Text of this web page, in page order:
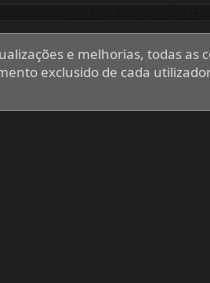
e melhorias, todas
exclusido de cada